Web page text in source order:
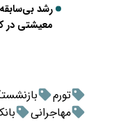
رشد
معیشتی در
تورم
مهاجرانی